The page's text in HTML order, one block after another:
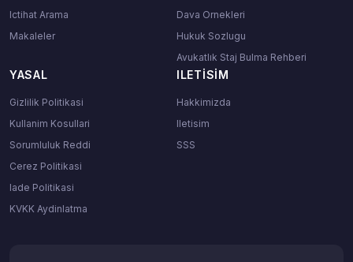
Ictihat Arama
Makaleler
Dava Ornekleri
Hukuk Sozlugu
Avukatlık Staj Bulma Rehberi
YASAL
Gizlilik Politikasi
Kullanim Kosullari
Sorumluluk Reddi
Cerez Politikasi
Iade Politikasi
KVKK Aydinlatma
ILETISIM
Hakkimizda
Iletisim
SSS